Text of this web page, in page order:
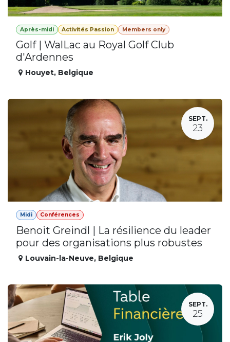
Après-midi Activités Passion Members only
Golf | WalLac au Royal Golf Club
d'Ardennes
Houyet, Belgique
SEPT.
23
Midi Conférences
Benoit Greindl | La résilience du leader
pour des organisations plus robustes
Louvain-la-Neuve, Belgique
SEPT.
25